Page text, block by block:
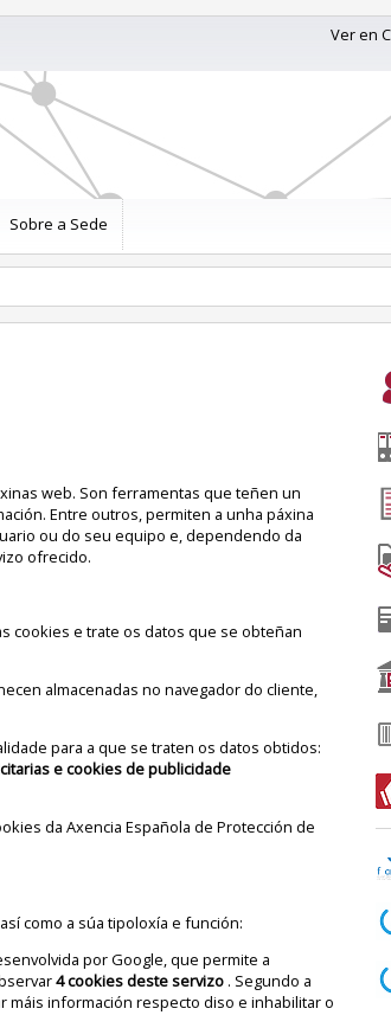
Ver en
Sobre a Sede
web. Son ferramentas que teñen un
Entre outros, permiten a unha páxina
ou do seu equipo e, dependendo da
ofrecido.
cookies e trate os datos que se obteñan
almacenadas no navegador do cliente,
para a que se traten os datos obtidos:
e cookies de publicidade
da Axencia Española de Protección de
como a súa tipoloxía e función:
por Google, que permite a
4 cookies deste servizo . Segundo a
información respecto diso e inhabilitar o